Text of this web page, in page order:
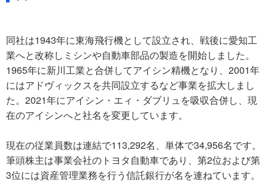
同社は1943年に東海飛行機として設立され、戦後に愛知工
業へと改称しミシンや自動車部品の製造を開始しました。
1965年に新川工業と合併してアイシン精機となり、2001年
にはアドヴィックスを共同設立するなど事業を拡大しまし
た。2021年にアイシン・エィ・ダブリュを吸収合併し、現
在のアイシンへと社名を変更しています。
現在の従業員数は連結で113,292名、単体で34,956名です。
筆頭株主は事業会社のトヨタ自動車であり、第2位および第
3位には資産管理業務を行う信託銀行が名を連ねています。